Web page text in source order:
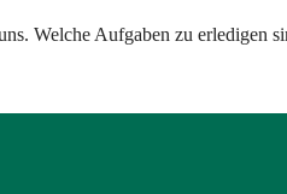
Welche Aufgaben zu